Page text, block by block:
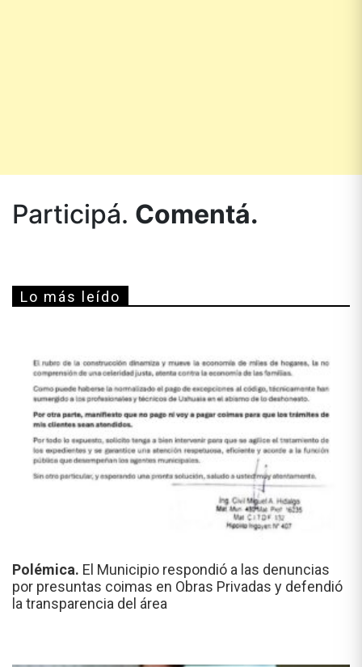
Participá. Comentá.
Lo más leído
Polémica. El Municipio respondió a las denuncias
por presuntas coimas en Obras Privadas y defendió
la transparencia del área